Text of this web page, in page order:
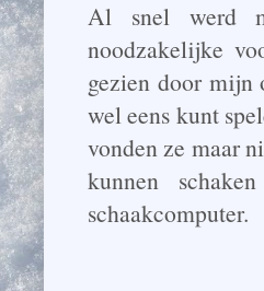
Al snel werd
noodzakelijke
gezien door mijn
wel eens kunt
vonden ze maar
kunnen
schaakcomputer.